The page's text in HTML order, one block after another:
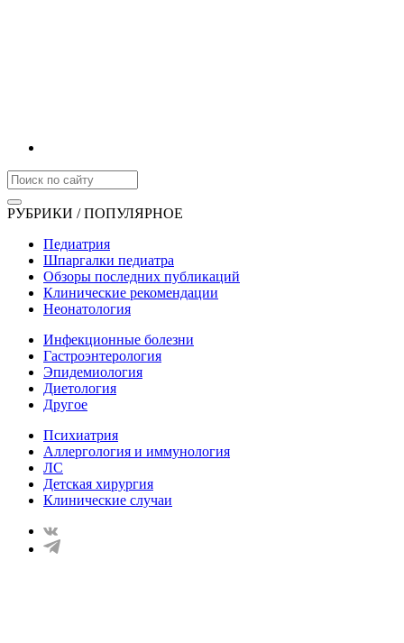
РУБРИКИ / ПОПУЛЯРНОЕ
Педиатрия
Шпаргалки педиатра
Обзоры последних публикаций
Клинические рекомендации
Неонатология
Инфекционные болезни
Гастроэнтерология
Эпидемиология
Диетология
Другое
Психиатрия
Аллергология и иммунология
ЛС
Детская хирургия
Клинические случаи